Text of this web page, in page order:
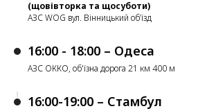
(щовівторка та щосуботи)
АЗС WOG вул. Вінницький об’їзд
16:00 - 18:00 – Одеса
АЗС ОККО, об'їзна дорога 21 км 400 м
16:00-19:00 – Стамбул